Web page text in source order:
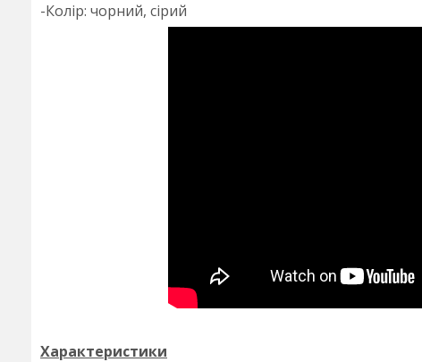
-Колір: чорний, сірий
Характеристики